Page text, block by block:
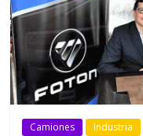
Camiones Industria